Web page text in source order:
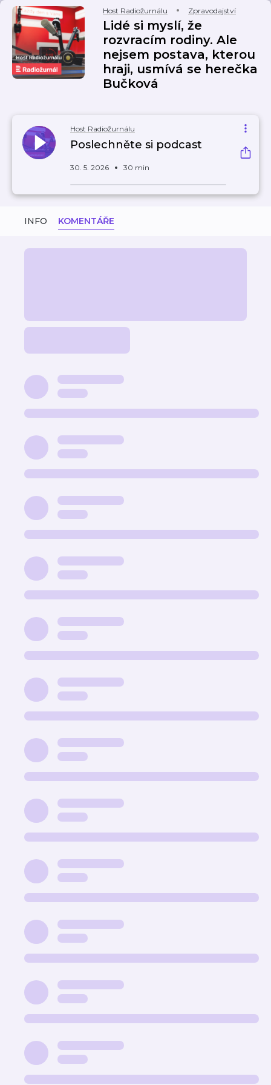
Host Radiožurnálu Zpravodajství
Lidé si myslí, že
rozvracím rodiny. Ale
nejsem postava, kterou
hraji, usmívá se herečka
Bučková
Host Radiožurnálu
Poslechněte si podcast
30. 5. 2026 30 min
INFO KOMENTÁŘE